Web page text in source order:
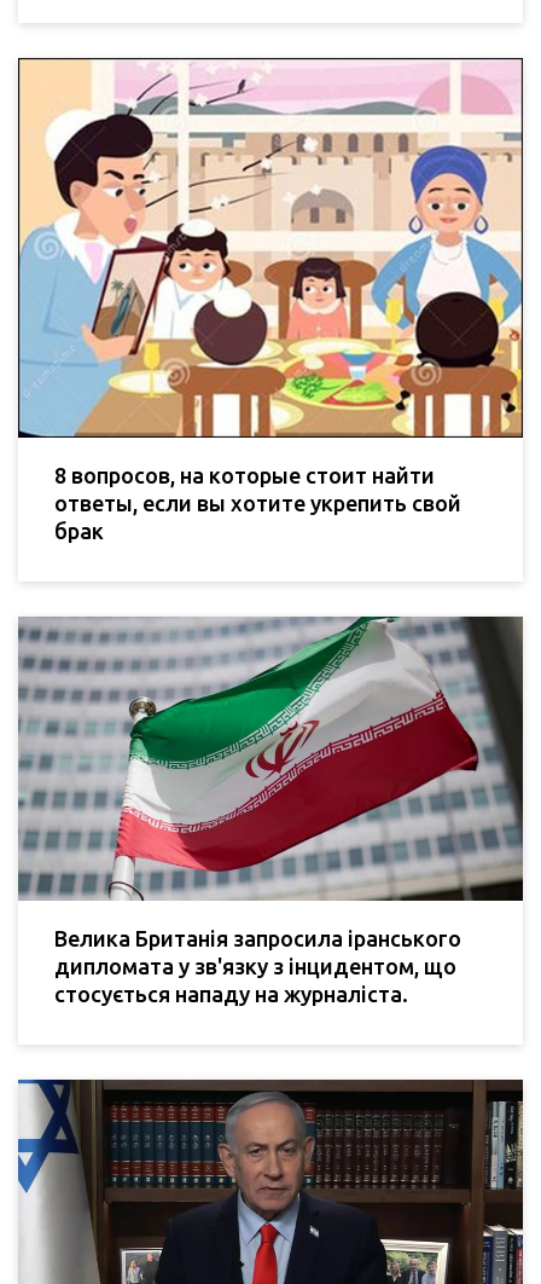
8 вопросов, на которые стоит найти
ответы, если вы хотите укрепить свой
брак
Велика Британія запросила іранського
дипломата у зв'язку з інцидентом, що
стосується нападу на журналіста.